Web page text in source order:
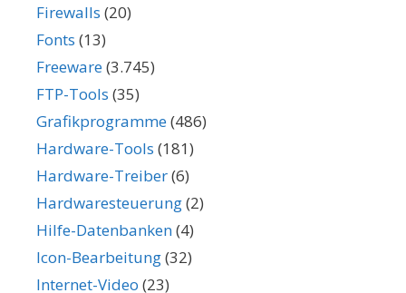
Firewalls (20)
Fonts (13)
Freeware(3.745)
FTP-Tools (35)
Grafikprogramme(486)
Hardware-Tools (181)
Hardware-Treiber(6)
Hardwaresteuerung(2)
Hilfe-Datenbanken(4)
Icon-Bearbeitung(32)
Internet-Video (23)